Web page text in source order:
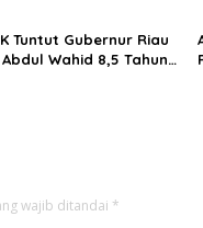
Tuntut Gubernur Riau
Wahid 8,5 Tahun
wajib ditandai *